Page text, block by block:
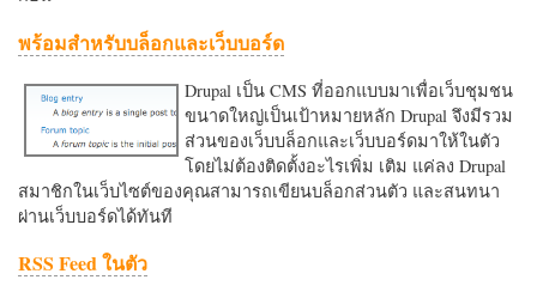
พร้อมสำหรับบล็อกและเว็บบอร์ด
Drupal เป็น CMS ที่ออกแบบมาเพื่อเว็บชุมชน
ขนาดใหญ่เป็นเป้าหมายหลัก Drupal จึงมีรวม
ส่วนของเว็บบล็อกและเว็บบอร์ดมาให้ในตัว
โดยไม่ต้องติดตั้งอะไรเพิ่ม เติม แค่ลง Drupal
สมาชิกในเว็บไซต์ของคุณสามารถเขียนบล็อกส่วนตัว และสนทนา
ผ่านเว็บบอร์ดได้ทันที
RSS Feed ในตัว